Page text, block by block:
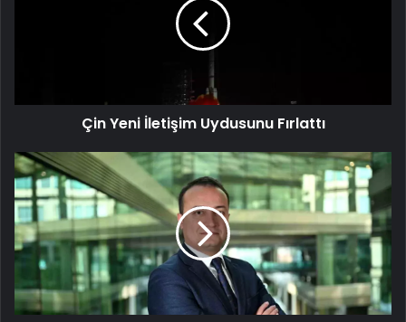
Çin Yeni İletişim Uydusunu Fırlattı
OEDAŞ'tan
Yerli
Yazılım
Hamlesi